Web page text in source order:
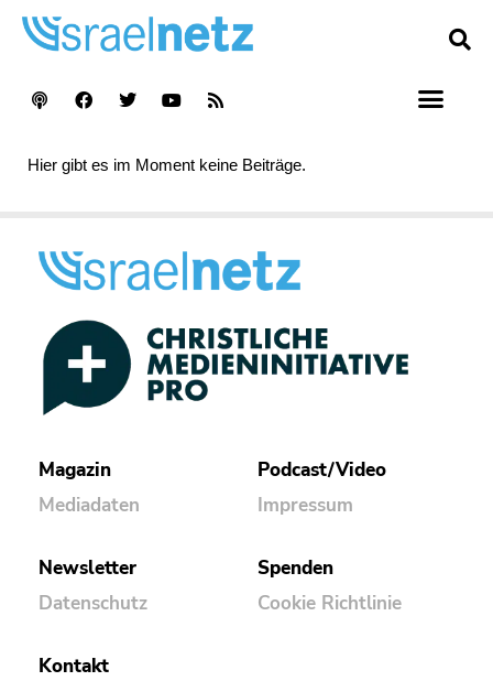
Hier gibt es im Moment keine Beiträge.
Magazin
Mediadaten
Podcast/Video
Impressum
Newsletter
Datenschutz
Spenden
Cookie Richtlinie
Kontakt